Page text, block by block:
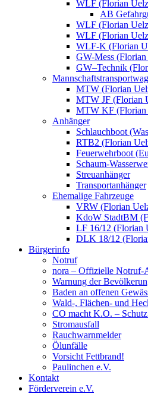
WLF (Florian
AB
WLF (Florian
WLF (Florian
WLF-K (Florian
GW-Mess
GW–Technik
MTW (Florian
MTW JF (Florian
MTW KF (Florian
Anhänger
Schlauchboot
RTB2 (Florian
Feuerwehrboot
Schaum-
Streuanhänger
Transportanhänger
Ehemalige Fahrzeuge
VRW (Florian
KdoW StadtBM
LF 16/12 (Florian
DLK 18/12
Bürgerinfo
Notruf
nora – Offizielle Notruf-
Warnung der
Baden an offenen
Wald-, Flächen- und
CO macht K.O. –
Stromausfall
Rauchwarnmelder
Ölunfälle
Vorsicht Fettbrand!
Paulinchen e.V.
Kontakt
Förderverein e.V.